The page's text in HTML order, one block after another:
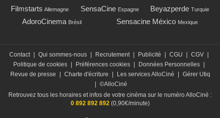
Filmstarts Allemagne SensaCine Espagne Beyazperde Turquie
AdoroCinema Brésil Sensacine México Mexique
Contact | Qui sommes-nous | Recrutement | Publicité | CGU | CGV |
Politique de cookies | Préférences cookies | Données Personnelles |
Revue de presse
| Charte d'écriture | Les services AlloCiné | Gérer Utiq
| ©AlloCiné
Retrouvez tous les horaires et infos de votre cinéma sur le numéro AlloCiné :
0 892 892 892 (0,90€/minute)